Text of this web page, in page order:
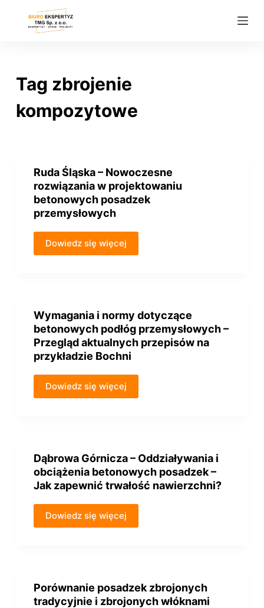
Tag zbrojenie
kompozytowe
Ruda Śląska – Nowoczesne
rozwiązania w projektowaniu
betonowych posadzek
przemysłowych
Dowiedz się więcej
Wymagania i normy dotyczące
betonowych podłóg przemysłowych –
Przegląd aktualnych przepisów na
przykładzie Bochni
Dowiedz się więcej
Dąbrowa Górnicza – Oddziaływania i
obciążenia betonowych posadzek –
Jak zapewnić trwałość nawierzchni?
Dowiedz się więcej
Porównanie posadzek zbrojonych
tradycyjnie i zbrojonych włóknami